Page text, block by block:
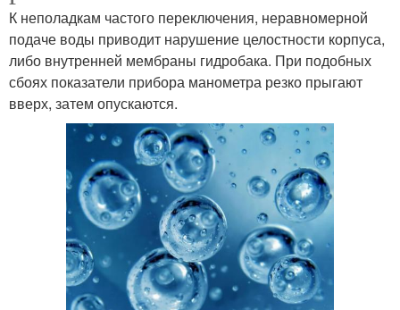
К неполадкам частого переключения, неравномерной
подаче воды приводит нарушение целостности корпуса,
либо внутренней мембраны гидробака. При подобных
сбоях показатели прибора манометра резко прыгают
вверх, затем опускаются.